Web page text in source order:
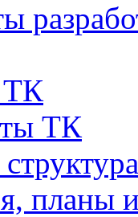
ТК
ТК
планы